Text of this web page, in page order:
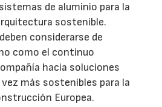
de aluminio para la
sostenible.
considerarse de
como el continuo
hacia soluciones
más sostenibles para la
Europea.